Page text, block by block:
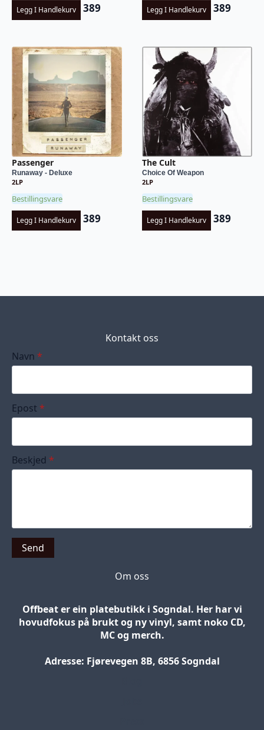
Legg I Handlekurv 389 Legg I Handlekurv 389
Passenger
Runaway - Deluxe
2LP
Bestillingsvare
Legg I Handlekurv 389
The Cult
Choice Of Weapon
2LP
Bestillingsvare
Legg I Handlekurv 389
Kontakt oss
Navn *
Epost *
Beskjed *
Send
Om oss
Offbeat er ein platebutikk i Sogndal. Her har vi
hovudfokus på brukt og ny vinyl, samt noko CD,
MC og merch.
Adresse: Fjørevegen 8B, 6856 Sogndal